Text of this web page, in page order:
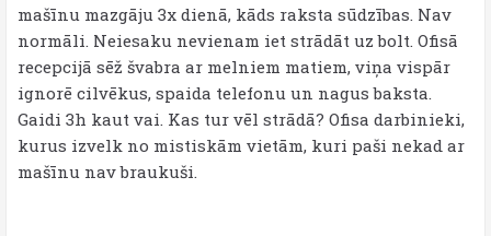
mašīnu mazgāju 3x dienā, kāds raksta sūdzības. Nav
normāli. Neiesaku nevienam iet strādāt uz bolt. Ofisā
recepcijā sēž švabra ar melniem matiem, viņa vispār
ignorē cilvēkus, spaida telefonu un nagus baksta.
Gaidi 3h kaut vai. Kas tur vēl strādā? Ofisa darbinieki,
kurus izvelk no mistiskām vietām, kuri paši nekad ar
mašīnu nav braukuši.